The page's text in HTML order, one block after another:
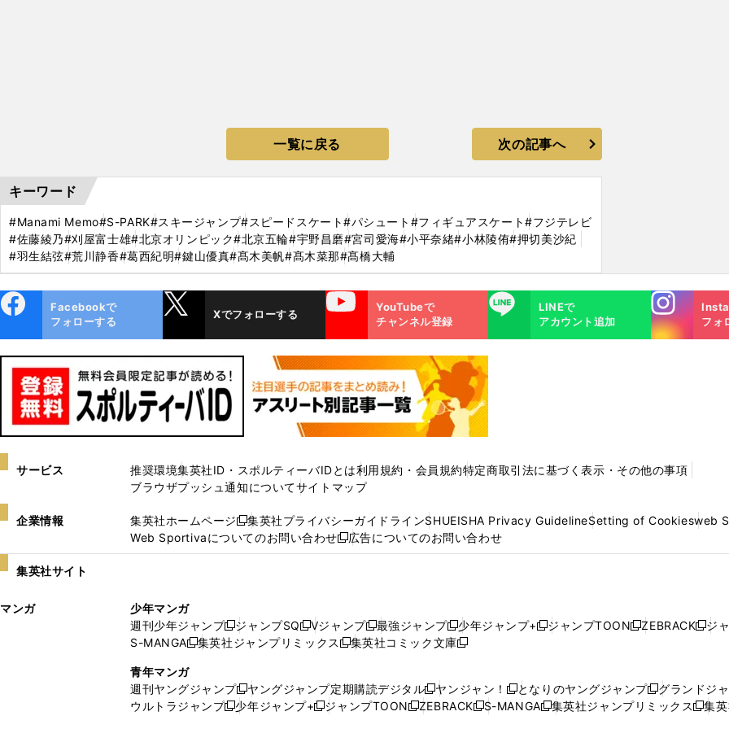
一覧に戻る 次の記事へ
キーワード
#Manami Memo#S-PARK#スキージャンプ#スピードスケート#パシュート #フィギュアスケート#フジテレビ
#佐藤綾乃#刈屋富士雄#北京オリンピック#北京五輪#宇野昌磨#宮司愛海#小平奈緒#小林陵侑#押切美沙紀
#羽生結弦#荒川静香#葛西紀明#鍵山優真#髙木美帆#髙木菜那#髙橋大輔
ok
Facebookで
フォローする
Xでフォローする
YouTube
YouTubeで
チャンネル登録
LINE
LINEで
アカウント追加
Instagra
m
フォ
サービス 推奨環境集英社ID・スポルティーバIDとは利用規約・会員規約特定商取引法に基づく表示・その他の事項
ブラウザプッシュ通知についてサイトマップ
企業情報 集英社ホームページ
新
し
い
ド
ウ
く
集英社プライバシーガイドラインSHUEISHA Privacy GuidelineSetting of Cookiesweb
Web Sportivaについてのお問い合わせ
新
し
ン
ド
開
く
広告についてのお問い合わせ
集英社サイト
マンガ
少年マンガ
週刊少年ジャンプ
新
し
ィ
ン
ジャンプSQ
新
し
ィ
ン
Vジャンプ
新
し
ィ
ン
最強ジャンプ
新
し
ィ
ン
少年ジャンプ+
新
ィ
ン
ジャンプTOON
新
ィ
ン
ZEBRACK
新
ィ
ン
ジ
S-MANGA
新
い
ウ
ィ
集英社ジャンプリミックス
新
ウ
ィ
集英社コミック文庫
新
ウ
ィ
青年マンガ
週刊ヤングジャンプ
新
し
ヤングジャンプ定期購読デジタル
新
し
ヤンジャン！新
し
となりのヤングジャンプ
新
し
グランドジ
ウルトラジャンプ
新
少年ジャンプ+
新
ジャンプTOON
新
ZEBRACK
新
S-MANGA
新
集英社ジャンプリミックス
新
集